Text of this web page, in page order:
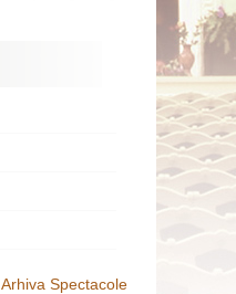
Arhiva Spectacole